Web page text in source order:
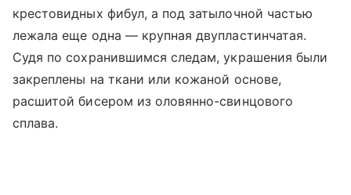
крестовидных фибул, а под затылочной частью
лежала еще одна — крупная двупластинчатая.
Судя по сохранившимся следам, украшения были
закреплены на ткани или кожаной основе,
расшитой бисером из оловянно-свинцового
сплава.